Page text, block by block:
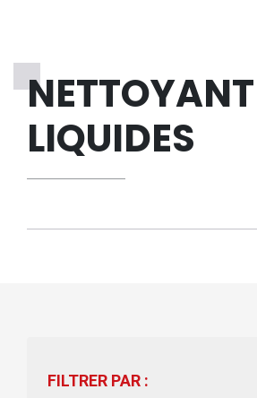
LIQUIDES
FILTRER PAR :